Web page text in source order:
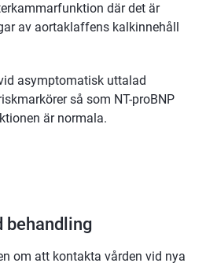
där det är
av aortaklaffens kalkinnehåll
asymptomatisk uttalad
så som NT-proBNP
är normala.
behandling
om att kontakta vården vid nya